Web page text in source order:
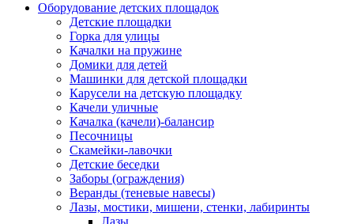
Оборудование детских площадок
Детские площадки
Горка для улицы
Качалки на пружине
Домики для детей
Машинки для детской площадки
Карусели на детскую площадку
Качели уличные
Качалка (качели)-балансир
Песочницы
Скамейки-лавочки
Детские беседки
Заборы (ограждения)
Веранды (теневые навесы)
Лазы, мостики, мишени, стенки, лабиринты
Лазы